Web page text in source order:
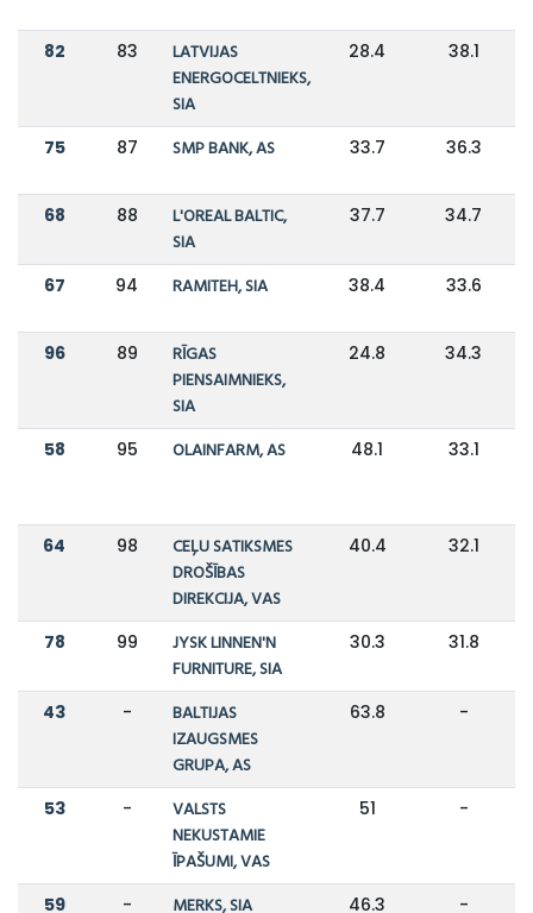
82 83
LATVIJAS
ENERGOCELTNIEKS,
SIA
28.4 38.1
75 87 SMP BANK, AS 33.7 36.3
68 88
L'OREAL BALTIC,
SIA
37.7 34.7
67 94 RAMITEH, SIA 38.4 33.6
96 89
RĪGAS
PIENSAIMNIEKS,
SIA
24.8 34.3
58 95 OLAINFARM, AS 48.1 33.1
64 98
CEĻU SATIKSMES
DROŠĪBAS
DIREKCIJA, VAS
40.4 32.1
78 99
JYSK LINNEN'N
FURNITURE, SIA
30.3 31.8
43 -
BALTIJAS
IZAUGSMES
GRUPA, AS
63.8 -
53 -
VALSTS
NEKUSTAMIE
ĪPAŠUMI, VAS
51 -
59 - MERKS, SIA 46.3 -